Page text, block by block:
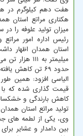
میزان تولید علوفه را
رئیس اداره امور
میلیمتر به
حدود ۶۹ تن کاهش یافته است.
قیمت گذاری شده که با
تولید مراتع استان
وی، یکی از لطمه های
بین دامدار و عشایر